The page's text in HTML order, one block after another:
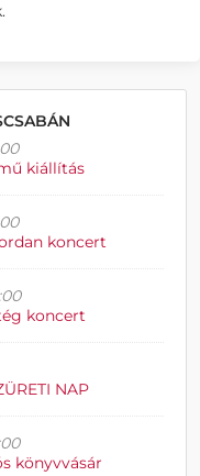
kiállítás
koncert
koncert
NAP
könyvvásár